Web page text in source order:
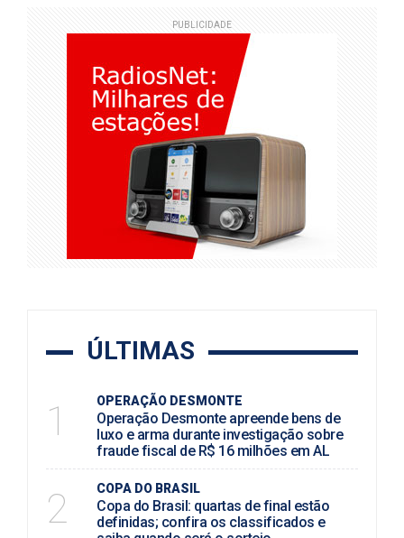
PUBLICIDADE
ÚLTIMAS
1 OPERAÇÃO DESMONTE
Operação Desmonte apreende bens de
luxo e arma durante investigação sobre
fraude fiscal de R$ 16 milhões em AL
2 COPA DO BRASIL
Copa do Brasil: quartas de final estão
definidas; confira os classificados e